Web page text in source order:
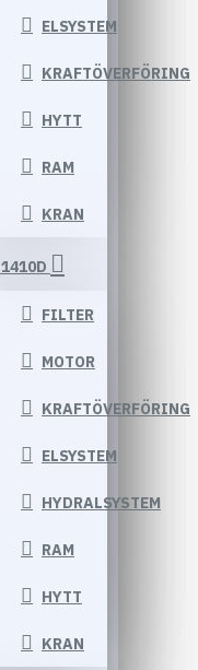
ELSYSTEM
KRAFTÖVERFÖRING
HYTT
RAM
KRAN
1410D
FILTER
MOTOR
KRAFTÖVERFÖRING
ELSYSTEM
HYDRALSYSTEM
RAM
HYTT
KRAN